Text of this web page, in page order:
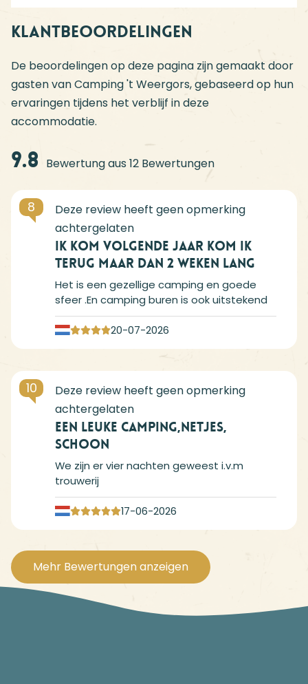
Klantbeoordelingen
De beoordelingen op deze pagina zijn gemaakt door
gasten van Camping 't Weergors, gebaseerd op hun
ervaringen tijdens het verblijf in deze
accommodatie.
9.8 Bewertung aus 12 Bewertungen
8
Ik kom volgende jaar kom ik
terug maar dan 2 weken lang
Het is een gezellige camping en goede
sfeer .En camping buren is ook uitstekend
20-07-2026
10
Een leuke camping,netjes,
schoon
We zijn er vier nachten geweest i.v.m
trouwerij
17-06-2026
Mehr Bewertungen anzeigen